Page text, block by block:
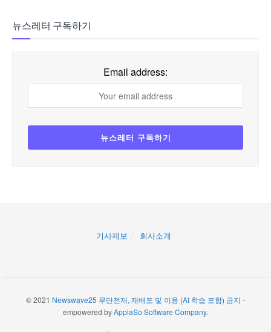
뉴스레터 구독하기
Email address:
기사제보 회사소개
© 2021 Newswave25 무단전재, 재배포 및 이용 (AI 학습 포함) 금지 -
empowered byApplaSo Software Company.